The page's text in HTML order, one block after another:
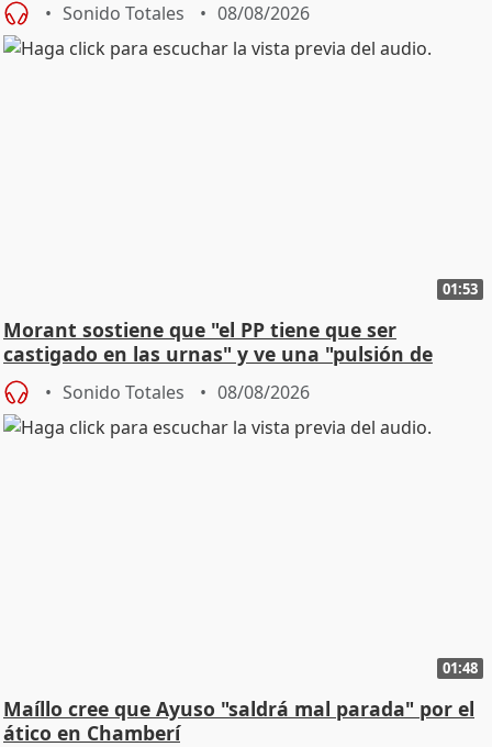
Sonido Totales 08/08/2026
01:53
Morant sostiene que "el PP tiene que ser
castigado en las urnas" y ve una "pulsión de
cambio"
Sonido Totales 08/08/2026
01:48
Maíllo cree que Ayuso "saldrá mal parada" por el
ático en Chamberí